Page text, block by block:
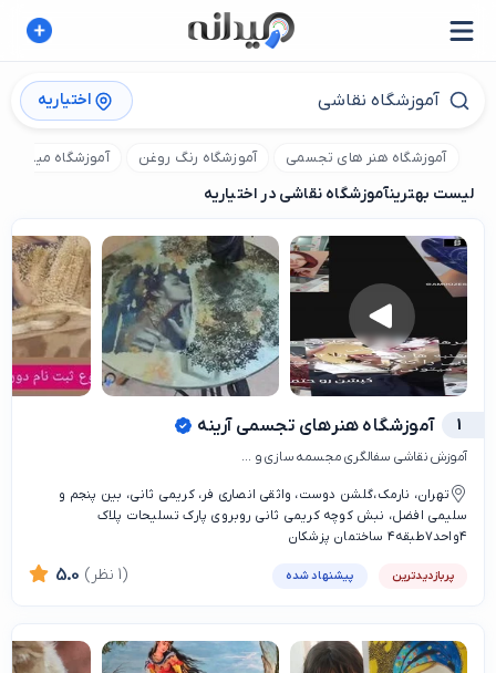
اختیاریه
آموزشگاه هنر های تجسمی آموزشگاه رنگ روغن آموزشگاه میکس
لیست بهترینآموزشگاه نقاشی در اختیاریه
1 آموزشگاه هنرهای تجسمی آرینه
آموزش نقاشی سفالگری مجسمه سازی و ...
تهران، نارمک،گلشن دوست، واثقی انصاری فر، کریمی ثانی، بین پنجم و
سلیمی افضل، نبش کوچه کریمی ثانی روبروی پارک تسلیحات پلاک
۴واحد۷طبقه۴ ساختمان پزشکان
پربازدیدترین پیشنهاد شده 5.0 (1 نظر)